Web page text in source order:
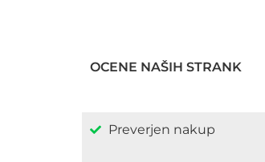
OCENE NAŠIH STRANK
Preverjen nakup